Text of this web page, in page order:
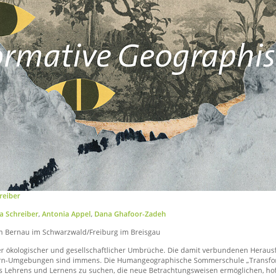
Schreiber, Antonia Appel, Dana Ghafoor-Zadeh
Bernau im Schwarzwald/Freiburg im Breisgau
und gesellschaftlicher Umbrüche. Die damit verbundenen
Umgebungen sind immens. Die Humangeographische Sommerschule
Lehrens und Lernens zu suchen, die neue Betrachtungsweisen ermöglichen,